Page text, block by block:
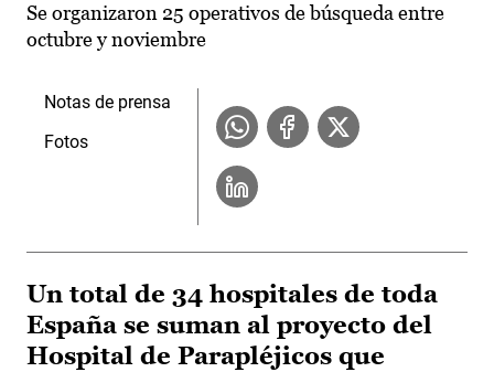
Se organizaron 25 operativos de búsqueda entre
octubre y noviembre
Notas de prensa
Fotos
Un total de 34 hospitales de toda
España se suman al proyecto del
Hospital de Parapléjicos que